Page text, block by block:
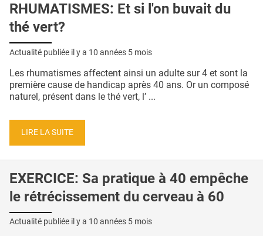
RHUMATISMES: Et si l'on buvait du
thé vert?
Actualité publiée il y a 10 années 5 mois
Les rhumatismes affectent ainsi un adulte sur 4 et sont la
première cause de handicap après 40 ans. Or un composé
naturel, présent dans le thé vert, l’ ...
LIRE LA SUITE
EXERCICE: Sa pratique à 40 empêche
le rétrécissement du cerveau à 60
Actualité publiée il y a 10 années 5 mois